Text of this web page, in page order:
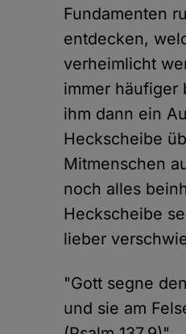
Fundamenten
entdecken,
verheimlicht
immer häufiger
ihm dann ein
Heckscheibe
Mitmenschen
noch alles
Heckscheibe
lieber
"Gott segne
und sie am